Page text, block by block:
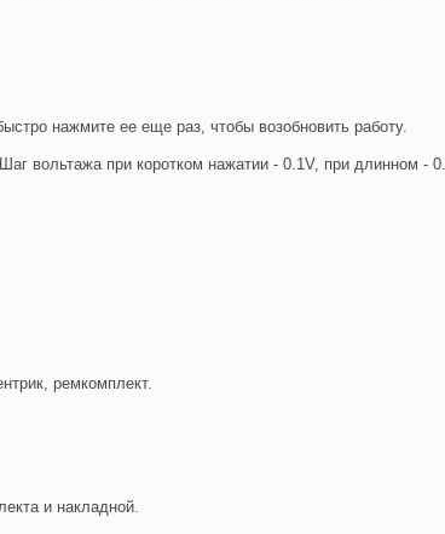
нажмите ее еще раз, чтобы возобновить работу.
вольтажа при коротком нажатии - 0.1V, при длинном -
ремкомплект.
и накладной.